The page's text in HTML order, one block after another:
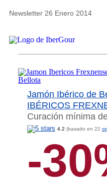
Newsletter 26 Enero 2014
Jamón Ibérico de
IBÉRICOS
Curación mínima
4.2 (basado en 22
-